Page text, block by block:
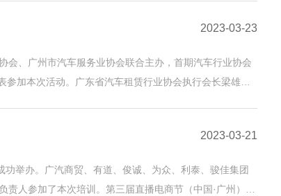
2023-03-23
会、广州市汽车服务业协会联合主办，首期汽车行业协会
加本次活动。广东省汽车租赁行业协会执行会长梁雄
2023-03-21
举办。广汽商贸、有道、俊诚、为众、利泰、骏佳集团
人参加了本次培训。第三届直播电商节（中国·广州）将